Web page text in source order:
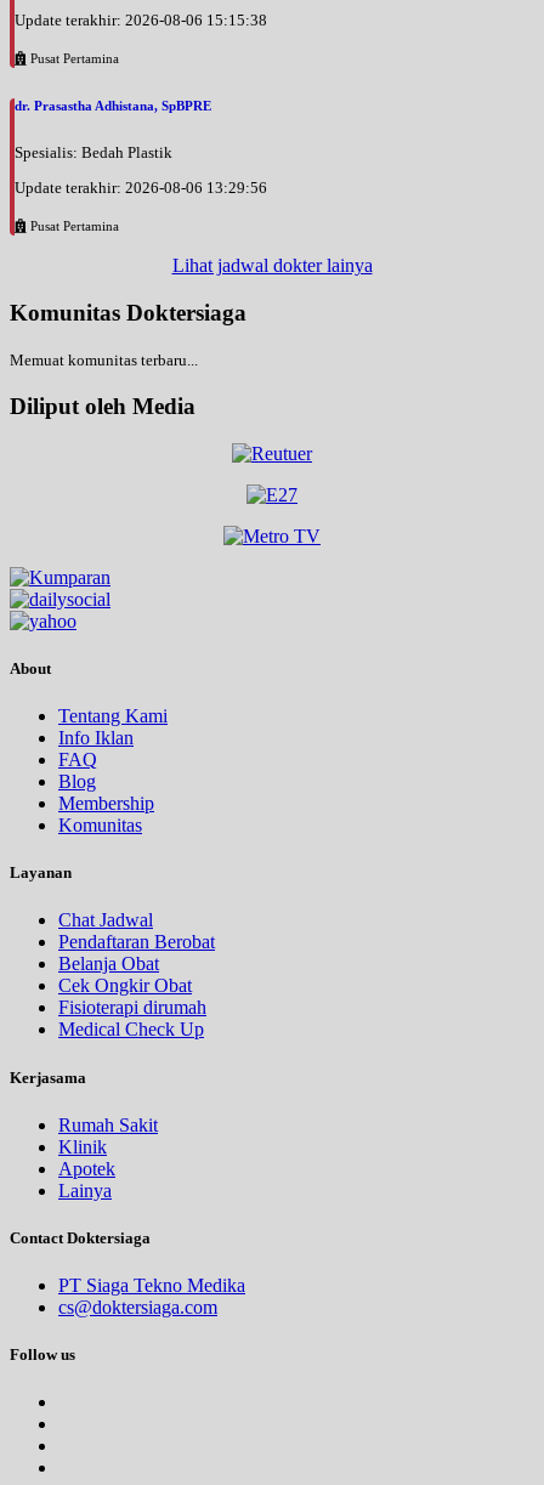
Update terakhir: 2026-08-06 15:15:38
Pusat Pertamina
dr. Prasastha Adhistana, SpBPRE
Spesialis: Bedah Plastik
Update terakhir: 2026-08-06 13:29:56
Pusat Pertamina
Lihat jadwal dokter lainya
Komunitas Doktersiaga
Memuat komunitas terbaru...
Diliput oleh Media
About
Tentang Kami
Info Iklan
FAQ
Blog
Membership
Komunitas
Layanan
Chat Jadwal
Pendaftaran Berobat
Belanja Obat
Cek Ongkir Obat
Fisioterapi dirumah
Medical Check Up
Kerjasama
Rumah Sakit
Klinik
Apotek
Lainya
Contact Doktersiaga
PT Siaga Tekno Medika
cs@doktersiaga.com
Follow us